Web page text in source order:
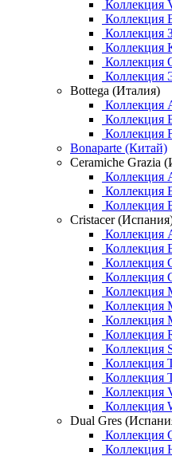
Коллекция
Коллекция
Коллекция
Коллекция
Коллекция
Коллекция
Bottega (Италия)
Коллекция
Коллекция
Коллекция
Bonaparte (Китай)
Ceramiche Grazia
Коллекция
Коллекция
Коллекция
Cristacer
Коллекция
Коллекция
Коллекция
Коллекция
Коллекция
Коллекция
Коллекция
Коллекция
Коллекция
Коллекция
Коллекция
Коллекция
Коллекция
Dual Gres
Коллекция
Коллекция